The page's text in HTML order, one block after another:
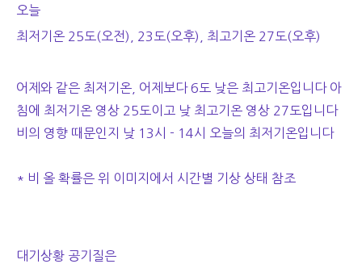
오늘
최저기온 25도(오전), 23도(오후), 최고기온 27도(오후)
어제와 같은 최저기온, 어제보다 6도 낮은 최고기온입니다 아
침에 최저기온 영상 25도이고 낮 최고기온 영상 27도입니다
비의 영향 때문인지 낮 13시 - 14시 오늘의 최저기온입니다
* 비 올 확률은 위 이미지에서 시간별 기상 상태 참조
대기상황 공기질은